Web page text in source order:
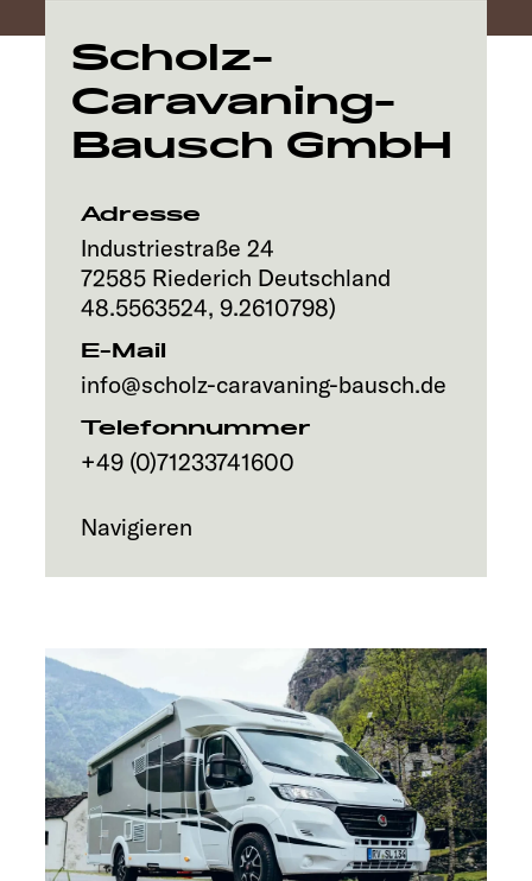
Händlersuche
Explore
Service
Scholz-
Caravaning-
Bausch GmbH
Adresse
Industriestraße 24
72585 Riederich Deutschland
48.5563524, 9.2610798)
E-Mail
info@scholz-caravaning-bausch.de
Telefonnummer
+49 (0)71233741600
Navigieren